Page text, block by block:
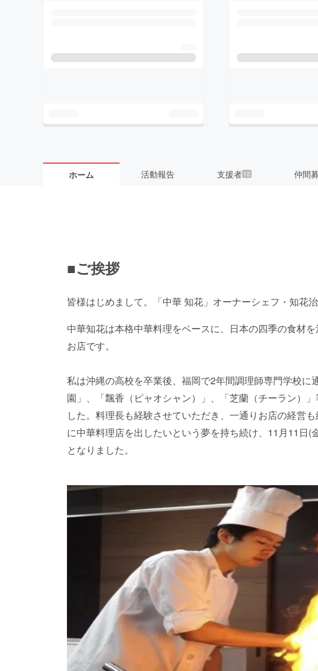
ホーム 活動報告 支援者 12 仲間
■ご挨拶
皆様はじめまして。「中華 知花」オーナーシェフ・知花治
中華知花は本格中華料理をベースに、日本の四季の食材
お店です。
私は沖縄の高校を卒業後、福岡で2年間調理師専門学校に
園」、「飄香（ピャオシャン）」、「芝蘭（チーラン）
した。料理長も経験させていただき、一通りお店の経営
に中華料理店を出したいという夢を持ち続け、11月11日(
となりました。